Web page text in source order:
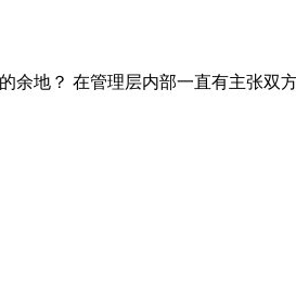
余地？ 在管理层内部一直有主张